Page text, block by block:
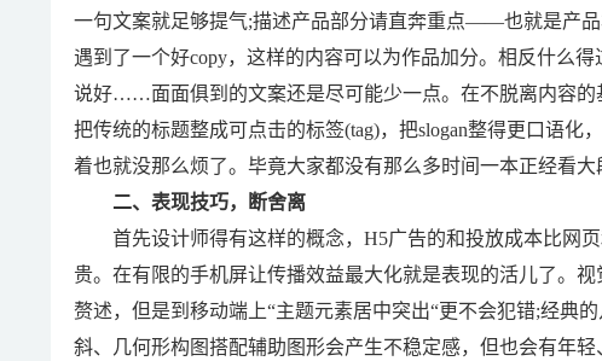
一句文案就足够提气;描述产品部分请直奔重点——也就是产
遇到了一个好copy，这样的内容可以为作品加分。相反什么
说好……面面俱到的文案还是尽可能少一点。在不脱离内容
把传统的标题整成可点击的标签(tag)，把slogan整得更口语
着也就没那么烦了。毕竟大家都没有那么多时间一本正经看大
二、表现技巧，断舍离
首先设计师得有这样的概念，H5广告的和投放成本比网页
贵。在有限的手机屏让传播效益最大化就是表现的活儿了。
赘述，但是到移动端上“主题元素居中突出“更不会犯错;经典
斜、几何形构图搭配辅助图形会产生不稳定感，但也会有年